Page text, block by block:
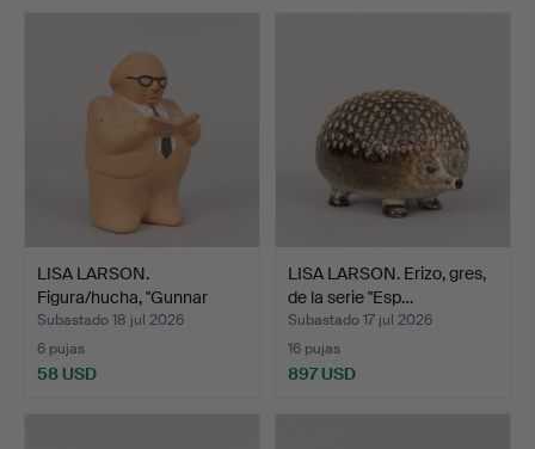
LISA LARSON.
Figura/hucha, "Gunnar
Sträng"…
Subastado 18 jul 2026
6 pujas
58 USD
LISA LARSON. Erizo, gres,
de la serie "Esp…
Subastado 17 jul 2026
16 pujas
897 USD